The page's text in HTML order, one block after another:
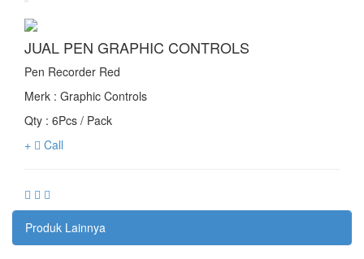
JUAL PEN GRAPHIC CONTROLS
Pen Recorder Red
Merk : Graphic Controls
Qty : 6Pcs / Pack
+
Call
Produk Lainnya